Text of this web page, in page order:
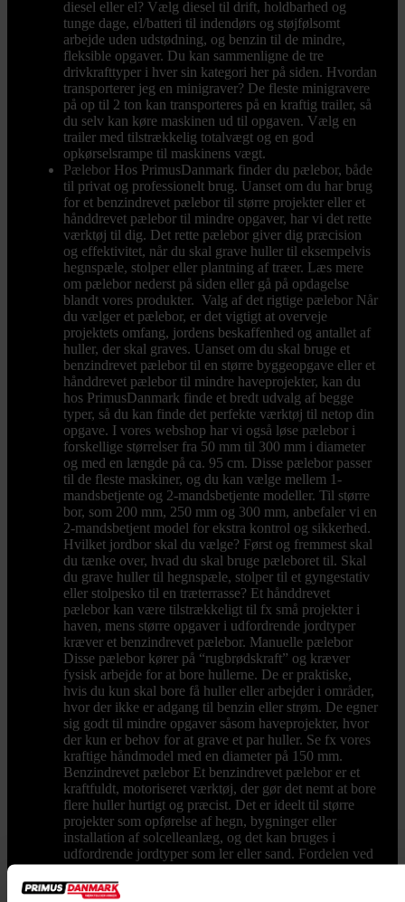
diesel eller el? Vælg diesel til drift, holdbarhed og
tunge dage, el/batteri til indendørs og støjfølsomt
arbejde uden udstødning, og benzin til de mindre,
fleksible opgaver. Du kan sammenligne de tre
drivkrafttyper i hver sin kategori her på siden. Hvordan
transporterer jeg en minigraver? De fleste minigravere
på op til 2 ton kan transporteres på en kraftig trailer, så
du selv kan køre maskinen ud til opgaven. Vælg en
trailer med tilstrækkelig totalvægt og en god
opkørselsrampe til maskinens vægt.
Pælebor Hos PrimusDanmark finder du pælebor, både
til privat og professionelt brug. Uanset om du har brug
for et benzindrevet pælebor til større projekter eller et
hånddrevet pælebor til mindre opgaver, har vi det rette
værktøj til dig. Det rette pælebor giver dig præcision
og effektivitet, når du skal grave huller til eksempelvis
hegnspæle, stolper eller plantning af træer. Læs mere
om pælebor nederst på siden eller gå på opdagelse
blandt vores produkter. Valg af det rigtige pælebor Når
du vælger et pælebor, er det vigtigt at overveje
projektets omfang, jordens beskaffenhed og antallet af
huller, der skal graves. Uanset om du skal bruge et
benzindrevet pælebor til en større byggeopgave eller et
hånddrevet pælebor til mindre haveprojekter, kan du
hos PrimusDanmark finde et bredt udvalg af begge
typer, så du kan finde det perfekte værktøj til netop din
opgave. I vores webshop har vi også løse pælebor i
forskellige størrelser fra 50 mm til 300 mm i diameter
og med en længde på ca. 95 cm. Disse pælebor passer
til de fleste maskiner, og du kan vælge mellem 1-
mandsbetjente og 2-mandsbetjente modeller. Til større
bor, som 200 mm, 250 mm og 300 mm, anbefaler vi en
2-mandsbetjent model for ekstra kontrol og sikkerhed.
Hvilket jordbor skal du vælge? Først og fremmest skal
du tænke over, hvad du skal bruge pæleboret til. Skal
du grave huller til hegnspæle, stolper til et gyngestativ
eller stolpesko til en træterrasse? Et hånddrevet
pælebor kan være tilstrækkeligt til fx små projekter i
haven, mens større opgaver i udfordrende jordtyper
kræver et benzindrevet pælebor. Manuelle pælebor
Disse pælebor kører på “rugbrødskraft” og kræver
fysisk arbejde for at bore hullerne. De er praktiske,
hvis du kun skal bore få huller eller arbejder i områder,
hvor der ikke er adgang til benzin eller strøm. De egner
sig godt til mindre opgaver såsom haveprojekter, hvor
der kun er behov for at grave et par huller. Se fx vores
kraftige håndmodel med en diameter på 150 mm.
Benzindrevet pælebor Et benzindrevet pælebor er et
kraftfuldt, motoriseret værktøj, der gør det nemt at bore
flere huller hurtigt og præcist. Det er ideelt til større
projekter som opførelse af hegn, bygninger eller
installation af solcelleanlæg, og det kan bruges i
udfordrende jordtyper som ler eller sand. Fordelen ved
et benzindrevet pælebor er, at det kræver minimal
fysisk anstrengelse, da motoren gør det meste af